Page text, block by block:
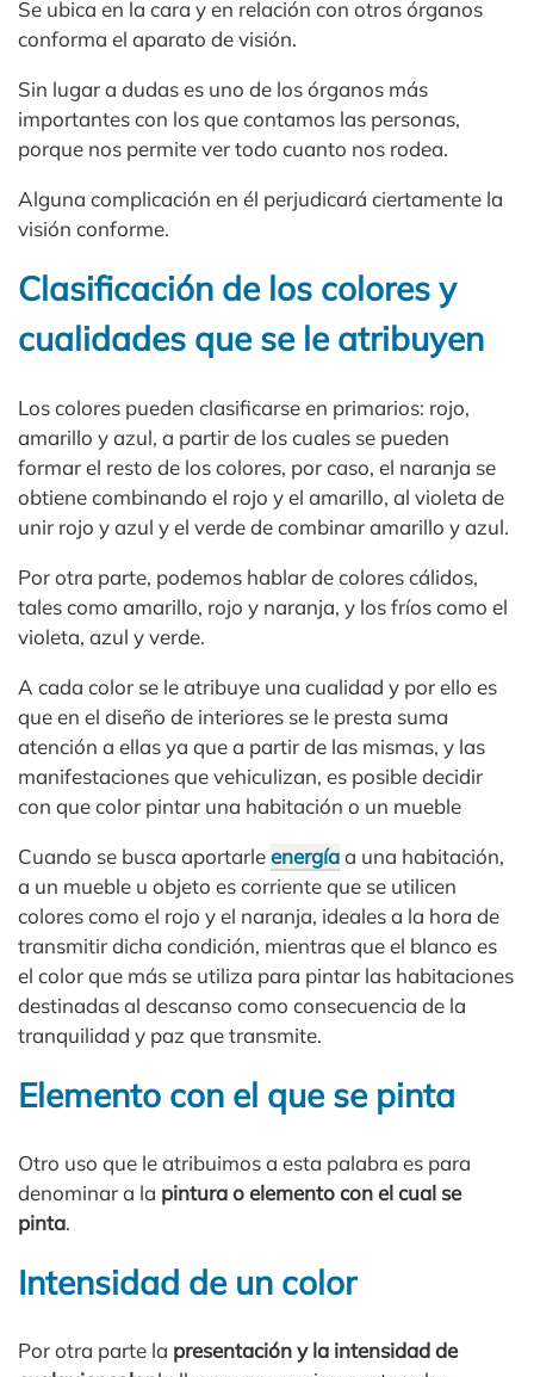
Se ubica en la cara y en relación con otros órganos
conforma el aparato de visión.
Sin lugar a dudas es uno de los órganos más
importantes con los que contamos las personas,
porque nos permite ver todo cuanto nos rodea.
Alguna complicación en él perjudicará ciertamente la
visión conforme.
Clasificación de los colores y
cualidades que se le atribuyen
Los colores pueden clasificarse en primarios: rojo,
amarillo y azul, a partir de los cuales se pueden
formar el resto de los colores, por caso, el naranja se
obtiene combinando el rojo y el amarillo, al violeta de
unir rojo y azul y el verde de combinar amarillo y azul.
Por otra parte, podemos hablar de colores cálidos,
tales como amarillo, rojo y naranja, y los fríos como el
violeta, azul y verde.
A cada color se le atribuye una cualidad y por ello es
que en el diseño de interiores se le presta suma
atención a ellas ya que a partir de las mismas, y las
manifestaciones que vehiculizan, es posible decidir
con que color pintar una habitación o un mueble
Cuando se busca aportarleenergíaa una habitación,
a un mueble u objeto es corriente que se utilicen
colores como el rojo y el naranja, ideales a la hora de
transmitir dicha condición, mientras que el blanco es
el color que más se utiliza para pintar las habitaciones
destinadas al descanso como consecuencia de la
tranquilidad y paz que transmite.
Elemento con el que se pinta
Otro uso que le atribuimos a esta palabra es para
denominar a la pintura o elemento con el cual se
pinta.
Intensidad de un color
Por otra parte la presentación y la intensidad de